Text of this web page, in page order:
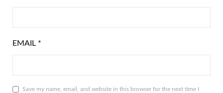
EMAIL *
Save my name, email, and website in this browser for the next time I